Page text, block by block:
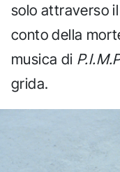
solo attraverso
conto della
musica di
grida.